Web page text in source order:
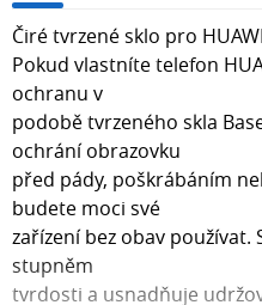
Čiré tvrzené sklo pro
Pokud vlastníte telefon
ochranu v
podobě tvrzeného skla
ochrání obrazovku
před pády, poškrábáním
budete moci své
zařízení bez obav používat.
stupněm
tvrdosti a usnadňuje